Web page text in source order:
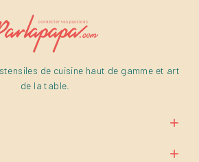
de cuisine haut de gamme et art
de la table.

